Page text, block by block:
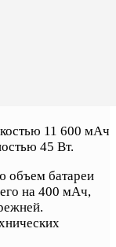
11 600 мАч
45 Вт.
объем батареи
на 400 мАч,